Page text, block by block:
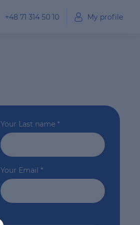
+48 71 314 50 10 My profile
Your Last name*
Your Email *